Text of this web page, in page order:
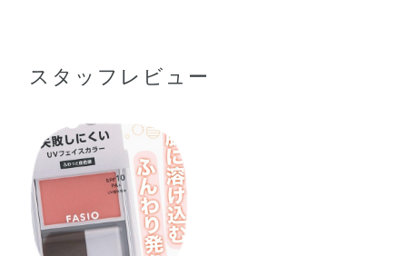
ジメチコン・合成ワックス・トコフェロール・BHT・ステ
ルオイル・メチコン・ラウリン酸亜鉛・ワセリン・酸化ス
ズ・水酸化Al・クロルフェネシン・グンジョウ・マイカ・
酸化チタン・酸化鉄・赤226
スタッフレビュー